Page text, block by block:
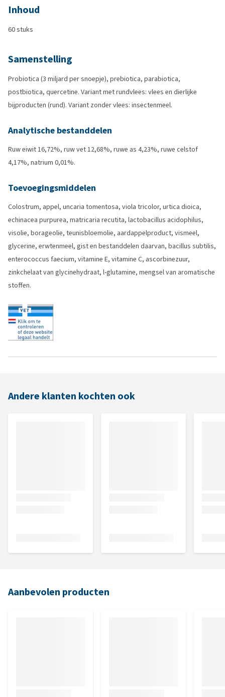
Inhoud
60 stuks
Samenstelling
Probiotica (3 miljard per snoepje), prebiotica, parabiotica,
postbiotica, quercetine. Variant met rundvlees: vlees en dierlijke
bijproducten (rund). Variant zonder vlees: insectenmeel.
Analytische bestanddelen
Ruw eiwit 16,72%, ruw vet 12,68%, ruwe as 4,23%, ruwe celstof
4,17%, natrium 0,01%.
Toevoegingsmiddelen
Colostrum, appel, uncaria tomentosa, viola tricolor, urtica dioica,
echinacea purpurea, matricaria recutita, lactobacillus acidophilus,
visolie, borageolie, teunisbloemolie, aardappelproduct, vismeel,
glycerine, erwtenmeel, gist en bestanddelen daarvan, bacillus subtilis,
enterococcus faecium, vitamine E, vitamine C, ascorbinezuur,
zinkchelaat van glycinehydraat, l-glutamine, mengsel van aromatische
stoffen.
Andere klanten kochten ook
Aanbevolen producten